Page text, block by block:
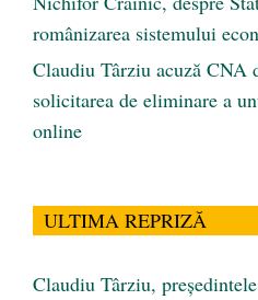
românizarea sistemului
Claudiu Târziu acuză CNA
solicitarea de eliminare a
online
ULTIMA REPRIZĂ
Claudiu Târziu,